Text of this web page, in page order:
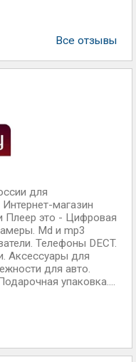
Все отзывы
для
магазин
Плеер это - Цифровая
Md и mp3
Телефоны DECT.
Аксессуары для
для авто.
упаковка....